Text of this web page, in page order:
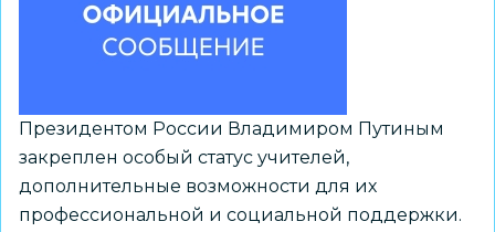
давности.
Память,
Президентом России Владимиром Путиным
закреплен особый статус учителей,
дополнительные возможности для их
профессиональной и социальной поддержки.